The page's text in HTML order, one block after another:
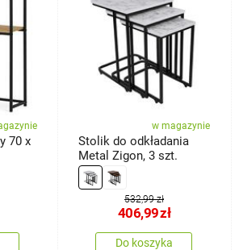
70 x
w magazynie
Stolik do odkładania
Metal Zigon, 3 szt.
532,99 zł
406,99zł
Do koszyka